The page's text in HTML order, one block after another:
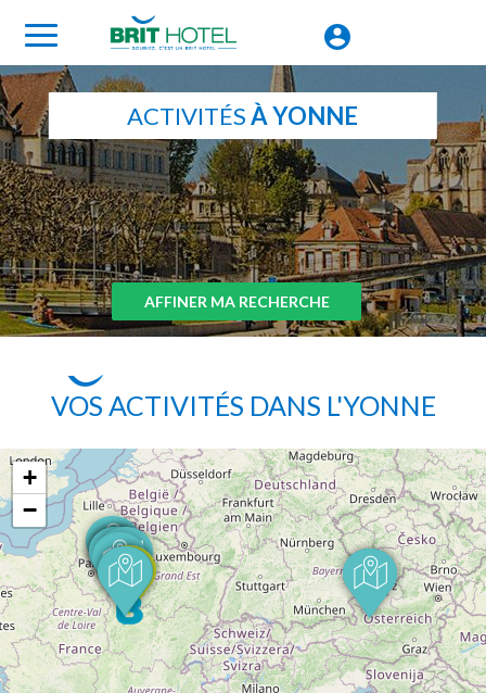
ACTIVITÉSÀ YONNE
AFFINER MA RECHERCHE
VOS ACTIVITÉS DANS L'YONNE
+
−